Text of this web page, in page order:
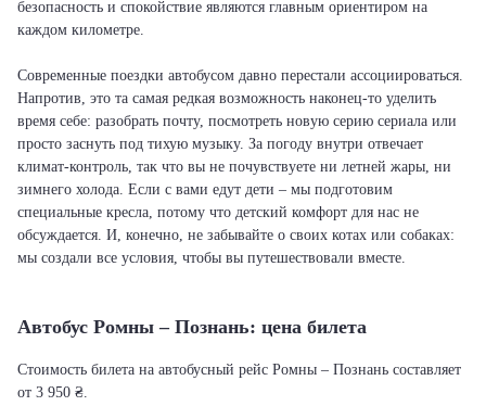
безопасность и спокойствие являются главным ориентиром на
каждом километре.
Современные поездки автобусом давно перестали ассоциироваться.
Напротив, это та самая редкая возможность наконец-то уделить
время себе: разобрать почту, посмотреть новую серию сериала или
просто заснуть под тихую музыку. За погоду внутри отвечает
климат-контроль, так что вы не почувствуете ни летней жары, ни
зимнего холода. Если с вами едут дети – мы подготовим
специальные кресла, потому что детский комфорт для нас не
обсуждается. И, конечно, не забывайте о своих котах или собаках:
мы создали все условия, чтобы вы путешествовали вместе.
Автобус Ромны – Познань: цена билета
Стоимость билета на автобусный рейс Ромны – Познань составляет
от 3 950 ₴.